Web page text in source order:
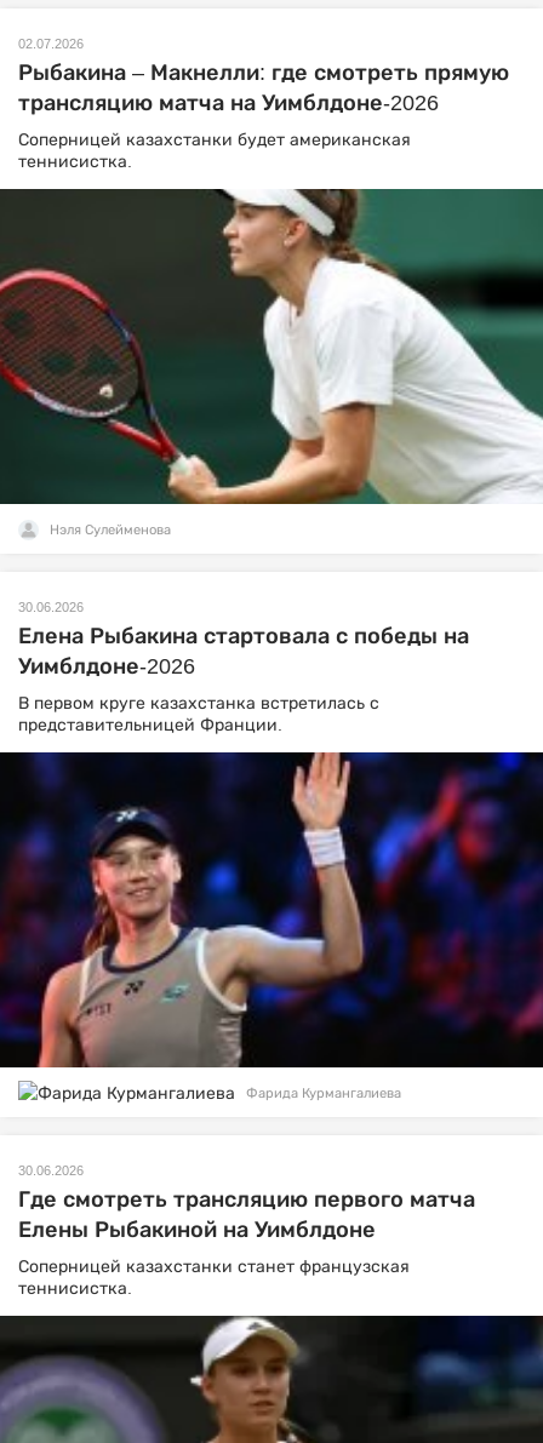
02.07.2026
Рыбакина – Макнелли: где смотреть прямую
трансляцию матча на Уимблдоне-2026
Соперницей казахстанки будет американская
теннисистка.
Нэля Сулейменова
30.06.2026
Елена Рыбакина стартовала с победы на
Уимблдоне-2026
В первом круге казахстанка встретилась с
представительницей Франции.
Фарида Курмангалиева
30.06.2026
Где смотреть трансляцию первого матча
Елены Рыбакиной на Уимблдоне
Соперницей казахстанки станет французская
теннисистка.